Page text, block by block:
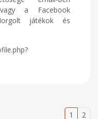
vagy a Facebook
játékok és
1 2